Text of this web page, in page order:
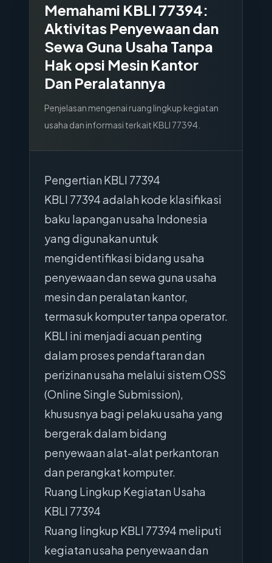
Memahami KBLI 77394:
Aktivitas Penyewaan dan
Sewa Guna Usaha Tanpa
Hak opsi Mesin Kantor
Dan Peralatannya
Penjelasan mengenai ruang lingkup kegiatan
usaha dan informasi terkait KBLI 77394
Pengertian KBLI 77394
KBLI 77394 adalah kode klasifikasi
baku lapangan usaha Indonesia
yang digunakan untuk
mengidentifikasi bidang usaha
penyewaan dan sewa guna usaha
mesin dan peralatan kantor,
termasuk komputer tanpa operator.
KBLI ini menjadi acuan penting
dalam proses pendaftaran dan
perizinan usaha melalui sistem OSS
(Online Single Submission),
khususnya bagi pelaku usaha yang
bergerak dalam bidang
penyewaan alat-alat perkantoran
dan perangkat komputer.
Ruang Lingkup Kegiatan Usaha
KBLI 77394
Ruang lingkup KBLI 77394 meliputi
kegiatan usaha penyewaan dan